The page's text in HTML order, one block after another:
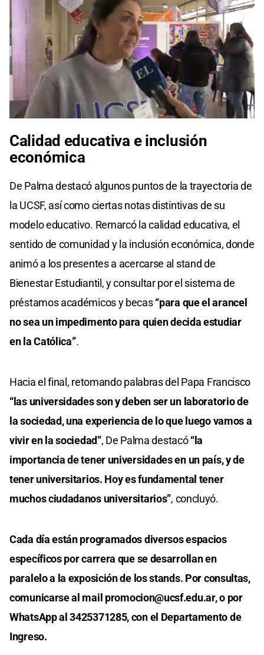
of
seconds
Calidad educativa e inclusión
económica
De Palma destacó algunos puntos de la trayectoria de
la UCSF, así como ciertas notas distintivas de su
modelo educativo. Remarcó la calidad educativa, el
sentido de comunidad y la inclusión económica, donde
animó a los presentes a acercarse al stand de
Bienestar Estudiantil, y consultar por el sistema de
préstamos académicos y becas“para que el arancel
no sea un impedimento para quien decida estudiar
en la Católica”.
Hacia el final, retomando palabras del Papa Francisco
“las universidades son y deben ser un laboratorio de
la sociedad, una experiencia de lo que luego vamos a
vivir en la sociedad”, De Palma destacó“la
importancia de tener universidades en un país, y de
tener universitarios. Hoy es fundamental tener
muchos ciudadanos universitarios”, concluyó.
Cada día están programados diversos espacios
específicos por carrera que se desarrollan en
paralelo a la exposición de los stands. Por consultas,
comunicarse al mail promocion@ucsf.edu.ar, o por
WhatsApp al 3425371285, con el Departamento de
Ingreso.